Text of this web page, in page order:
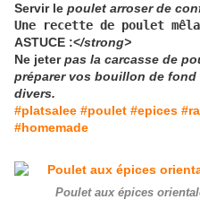
Servir le poulet arroser de
Une recette de poulet
ASTUCE :</strong>
Ne jeterpas la carcasse de
préparer vos bouillon de
divers.
#platsalee #poulet #epices
#homemade
Poulet aux épices